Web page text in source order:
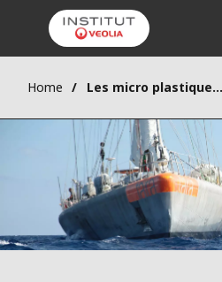
Home Les micro plastiques dans l’océan : les solutions sont à terre !